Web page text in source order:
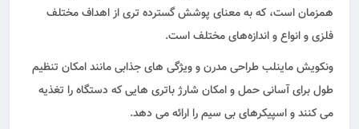
همزمان است، که به معنای پوشش گسترده تری از اهداف مختلف
فلزی و انواع و اندازه‌های مختلف است.
ونکویش ماینلب طراحی مدرن و ویژگی های جذابی مانند امکان تنظیم
طول برای آسانی حمل و امکان شارژ باتری هایی که دستگاه را تغذیه
می کنند و اسپیکرهای بی سیم را ارائه می دهد.